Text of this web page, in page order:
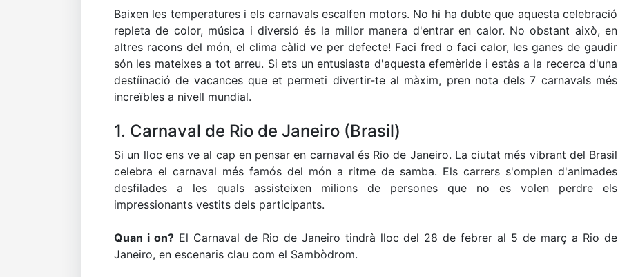
Baixen les temperatures i els carnavals escalfen motors. No hi ha dubte que aquesta celebració
repleta de color, música i diversió és la millor manera d'entrar en calor. No obstant això, en
altres racons del món, el clima càlid ve per defecte! Faci fred o faci calor, les ganes de gaudir
són les mateixes a tot arreu. Si ets un entusiasta d'aquesta efemèride i estàs a la recerca d'una
destíinació de vacances que et permeti divertir-te al màxim, pren nota dels 7 carnavals més
increïbles a nivell mundial.
1. Carnaval de Rio de Janeiro (Brasil)
Si un lloc ens ve al cap en pensar en carnaval és Rio de Janeiro. La ciutat més vibrant del Brasil
celebra el carnaval més famós del món a ritme de samba. Els carrers s'omplen d'animades
desfilades a les quals assisteixen milions de persones que no es volen perdre els
impressionants vestits dels participants.
Quan i on?El Carnaval de Rio de Janeiro tindrà lloc del 28 de febrer al 5 de març a Rio de
Janeiro, en escenaris clau com el Sambòdrom.